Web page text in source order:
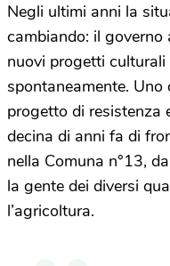
Negli ultimi anni la
cambiando: il
nuovi progetti
spontaneamente. Uno
progetto di resistenza
decina di anni fa di
nella Comuna n°13,
la gente dei diversi
l’agricoltura.